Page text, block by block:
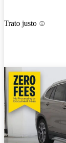
Trato justo